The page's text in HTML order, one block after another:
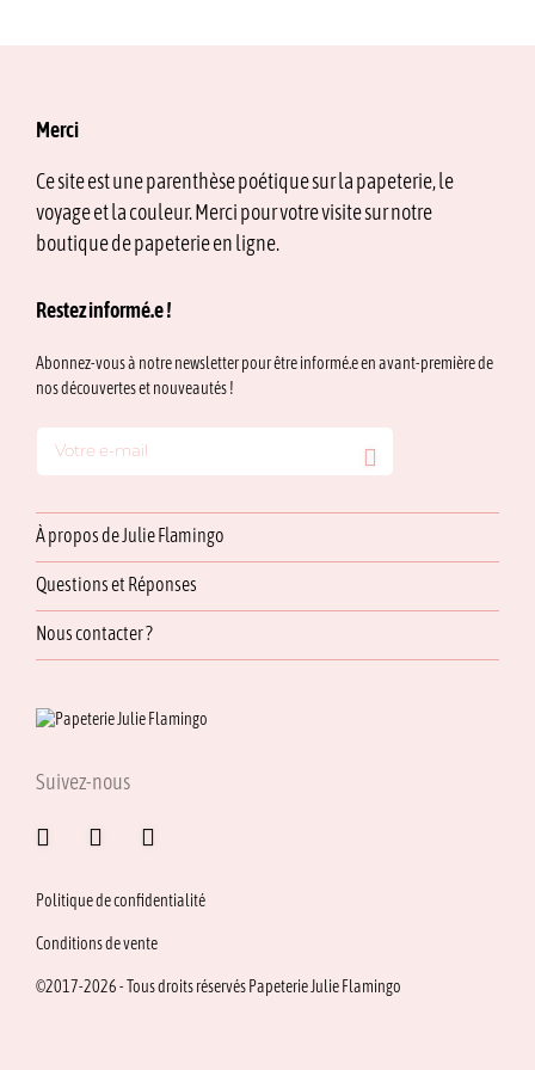
Merci
Ce site est une parenthèse poétique sur la papeterie, le
voyage et la couleur. Merci pour votre visite sur notre
boutique de papeterie en ligne.
Restez informé.e !
Abonnez-vous à notre newsletter pour être informé.e en avant-première de
nos découvertes et nouveautés !
À propos de Julie Flamingo
Questions et Réponses
Nous contacter ?
Suivez-nous
Politique de confidentialité
Conditions de vente
©2017-2026 - Tous droits réservés Papeterie Julie Flamingo